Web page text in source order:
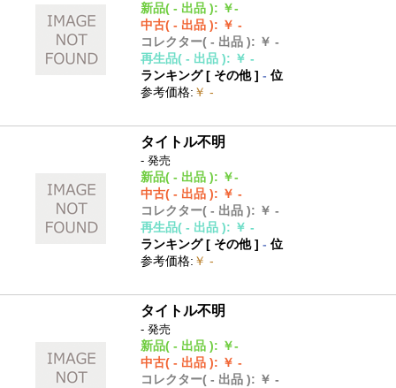
新品( - 出品 ): ￥-
中古( - 出品 ): ￥ -
コレクター( - 出品 ): ￥ -
再生品( - 出品 ): ￥ -
ランキング [ その他]- 位
参考価格: ￥ -
タイトル不明
- 発売
新品( - 出品 ): ￥-
中古( - 出品 ): ￥ -
コレクター( - 出品 ): ￥ -
再生品( - 出品 ): ￥ -
ランキング [ その他]- 位
参考価格: ￥ -
タイトル不明
- 発売
新品( - 出品 ): ￥-
中古( - 出品 ): ￥ -
コレクター( - 出品 ): ￥ -